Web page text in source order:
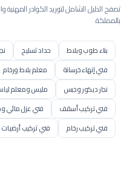
تصفح الدليل الشامل لتوريد الكوادر
بالمملكة.
بناء طوب وبلاط حداد تسليح
فني إنهاء خرسانة
معلم بلاط ورخام
نجار ديكور وجبس
مليس ومعلم
فني تركيب أسقف
فني عزل مائي
فني تركيب رخام
فني تركيب أرضيات